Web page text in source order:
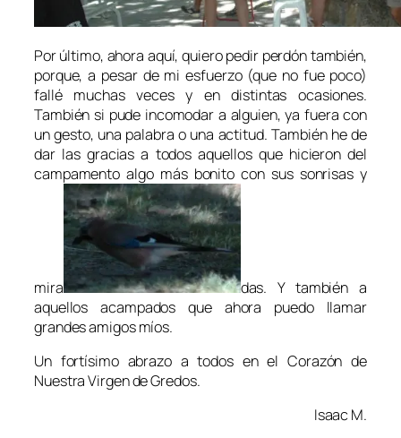
Por último, ahora aquí, quiero pedir perdón también,
porque, a pesar de mi esfuerzo (que no fue poco)
fallé muchas veces y en distintas ocasiones.
También si pude incomodar a alguien, ya fuera con
un gesto, una palabra o una actitud. También he de
dar las gracias a todos aquellos que hicieron del
campamento algo más bonito con sus sonrisas y
mira
das. Y también a
aquellos acampados que ahora puedo llamar
grandes amigos míos.
Un fortísimo abrazo a todos en el Corazón de
Nuestra Virgen de Gredos.
Isaac M.